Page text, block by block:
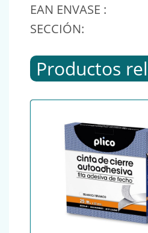
EAN ENVASE :
SECCIÓN:
Productos